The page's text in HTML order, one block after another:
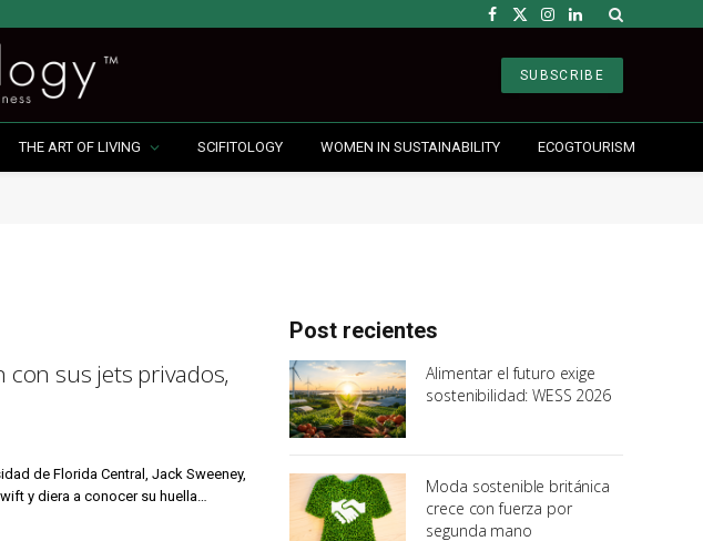
Facebook
X
Instagram
LinkedIn
SUBSCRIBE
THE ART OF LIVING SCIFITOLOGY WOMEN IN SUSTAINABILITY ECOGTOURISM
sus jets privados,
de Florida Central, Jack Sweeney,
y diera a conocer su huella…
Post recientes
Alimentar el futuro exige
sostenibilidad: WESS 2026
Moda sostenible británica
crece con fuerza por
segunda mano